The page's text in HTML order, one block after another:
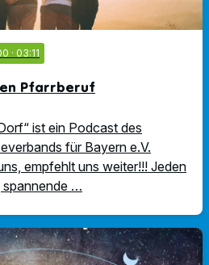
· 03:11
Pfarrberuf
ist ein Podcast des
für Bayern e.V.
empfehlt uns weiter!!! Jeden
spannende …